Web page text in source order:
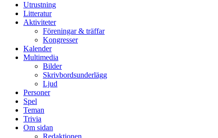
Utrustning
Litteratur
Aktiviteter
Föreningar & träffar
Kongresser
Kalender
Multimedia
Bilder
Skrivbordsunderlägg
Ljud
Personer
Spel
Teman
Trivia
Om sidan
Redaktionen